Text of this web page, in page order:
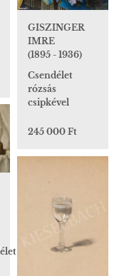
GISZINGER
IMRE
(1895 - 1936)
Csendélet
rózsás
csipkével
245 000 Ft